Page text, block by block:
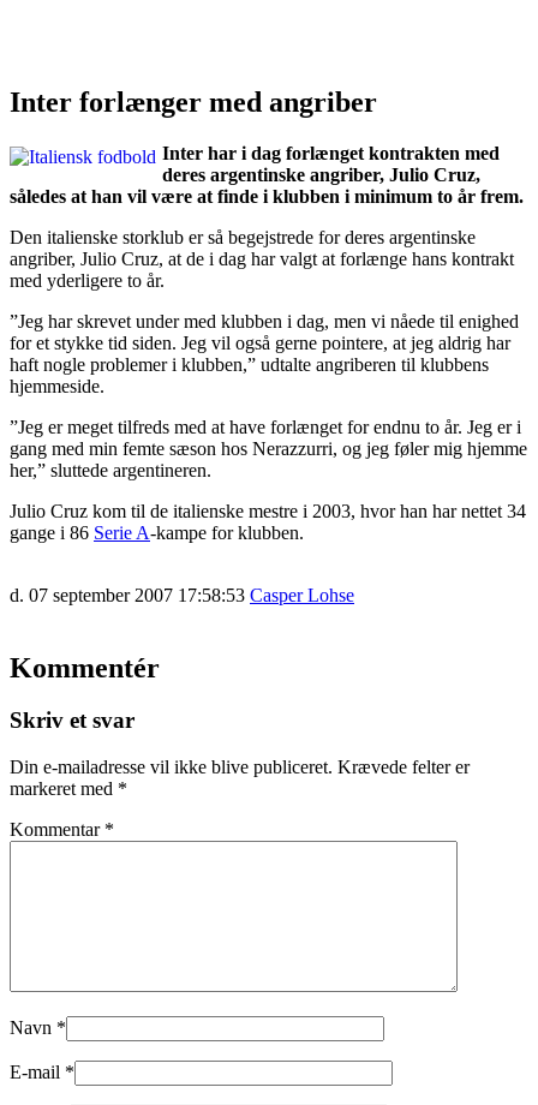
Inter forlænger med angriber
Inter har i dag forlænget kontrakten med
deres argentinske angriber, Julio Cruz,
således at han vil være at finde i klubben i minimum to år frem.
Den italienske storklub er så begejstrede for deres argentinske
angriber, Julio Cruz, at de i dag har valgt at forlænge hans kontrakt
med yderligere to år.
”Jeg har skrevet under med klubben i dag, men vi nåede til enighed
for et stykke tid siden. Jeg vil også gerne pointere, at jeg aldrig har
haft nogle problemer i klubben,” udtalte angriberen til klubbens
hjemmeside.
”Jeg er meget tilfreds med at have forlænget for endnu to år. Jeg er i
gang med min femte sæson hos Nerazzurri, og jeg føler mig hjemme
her,” sluttede argentineren.
Julio Cruz kom til de italienske mestre i 2003, hvor han har nettet 34
gange i 86 Serie A-kampe for klubben.
d. 07 september 2007 17:58:53 Casper Lohse
Kommentér
Skriv et svar
Din e-mailadresse vil ikke blive publiceret. Krævede felter er
markeret med *
Kommentar *
Navn *
E-mail *